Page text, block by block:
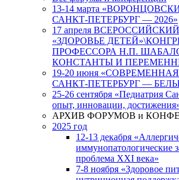
13-14 марта
САНКТ-ПЕТЕРБУРГ — 2026»
17 апреля
«ЗДОРОВЬЕ
ПРОФЕССОРА Н.П.
КОНСТАНТЫ И
19-20 июня
САНКТ-ПЕТЕРБУРГ —
25-26 сентября «Педиатрия
опыт, инновации,
АРХИВ ФОРУМОВ и
2025 год
12-13 декабря
иммунопатологические
проблема XXI века»
7-8 ноября «Здоровое